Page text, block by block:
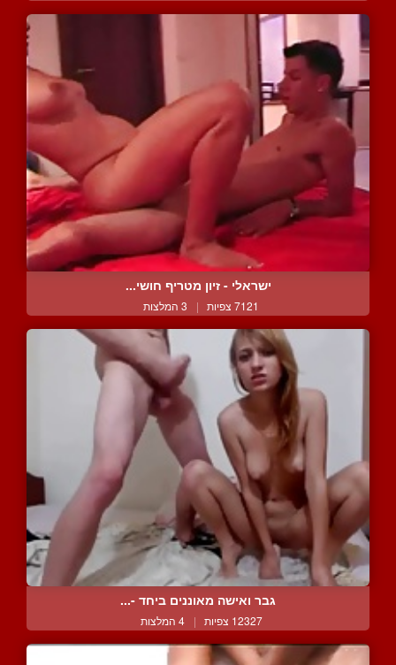
ישראלי - זיון מטריף חושי...
7121 צפיות | 3 המלצות
גבר ואישה מאוננים ביחד -...
12327 צפיות | 4 המלצות